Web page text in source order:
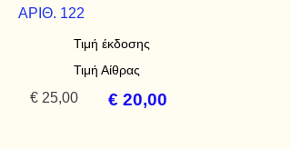
ΑΡΙΘ. 122
Τιμή έκδοσης
Τιμή Αίθρας
€ 25,00 € 20,00